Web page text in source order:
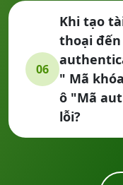
06
Khi tạo
thoại
" Mã
ô "Mã
lỗi?
Tại